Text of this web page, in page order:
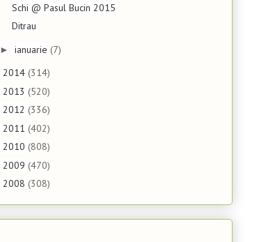
Schi @ Pasul Bucin 2015
Ditrau
► ianuarie (7)
2014 (314)
2013 (520)
2012 (336)
2011 (402)
2010 (808)
2009 (470)
2008 (308)